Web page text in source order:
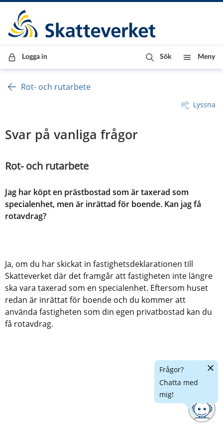
Till innehåll
Till navigationen
Till chattrobot
Logga in Sök Meny
Rot- och rutarbete
Lyssna
Svar på vanliga frågor
Rot- och rutarbete
Jag har köpt en prästbostad som är taxerad som
specialenhet, men är inrättad för boende. Kan jag få
rotavdrag?
Ja, om du har skickat in fastighetsdeklarationen till
Skatteverket där det framgår att fastigheten inte längre
ska vara taxerad som en specialenhet. Eftersom huset
redan är inrättat för boende och du kommer att
använda fastigheten som din egen privatbostad kan du
få rotavdrag.
Frågor?
Chatta med
mig!
Dölj